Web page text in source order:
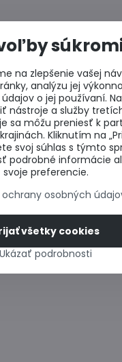
na zlepšenie vašej
analýzu jej
o jej používaní.
nástroje a služby
sa môžu preniesť k
Kliknutím na
svoj súhlas s týmto
podrobné informácie
svoje preferencie.
ochrany osobných
Ukázať podrobnosti
všetky cookies